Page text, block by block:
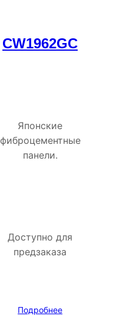
CW1962GC
Японские
фиброцементные
панели.
Доступно для
предзаказа
Подробнее